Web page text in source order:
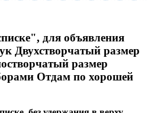
для объявления
Двухстворчатый размер
размер
Отдам по хорошей